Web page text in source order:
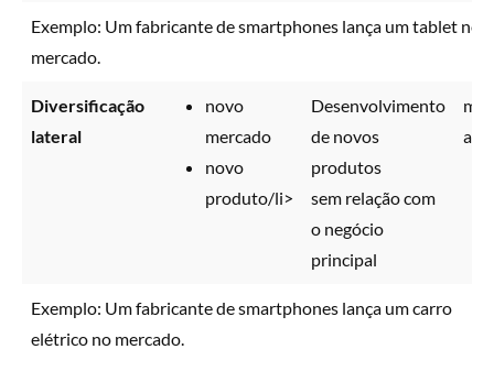
Exemplo: Um fabricante de smartphones lança um tablet no
mercado.
Diversificação
lateral
novo
mercado
novo
produto/li>
Desenvolvimento
de novos
produtos
sem relação com
o negócio
principal
alto
Exemplo: Um fabricante de smartphones lança um carro
elétrico no mercado.